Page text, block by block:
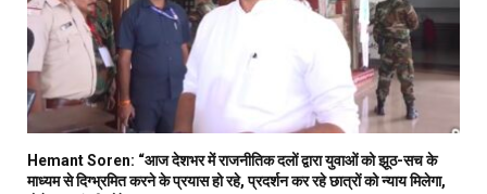
Hemant Soren: “आज देशभर में राजनीतिक दलों द्वारा युवाओं को झूठ-सच के
माध्यम से दिग्भ्रमित करने के प्रयास हो रहे, प्रदर्शन कर रहे छात्रों को न्याय मिलेगा,